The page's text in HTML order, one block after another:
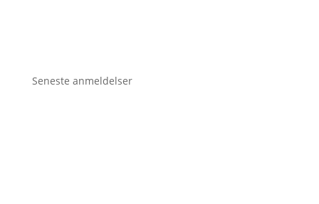
Seneste anmeldelser